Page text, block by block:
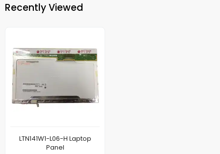
Recently Viewed
LTN141W1-L06-H Laptop
Panel